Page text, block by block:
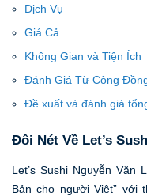
Dịch Vụ
Giá Cả
Không Gian và Tiện Ích
Đánh Giá Từ Cộng
Đề xuất và đánh giá
Đôi Nét Về Let’s
Let’s Sushi Nguyễn Văn
Bản cho người Việt” với